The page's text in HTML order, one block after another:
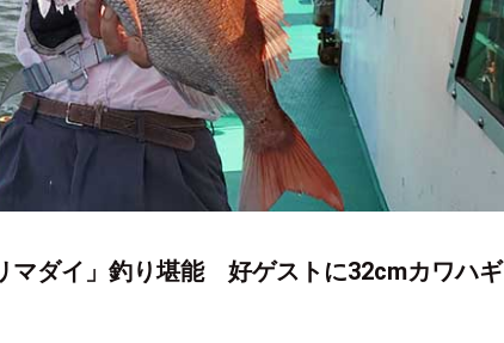
マダイ」釣り堪能 好ゲストに32cmカワハギ